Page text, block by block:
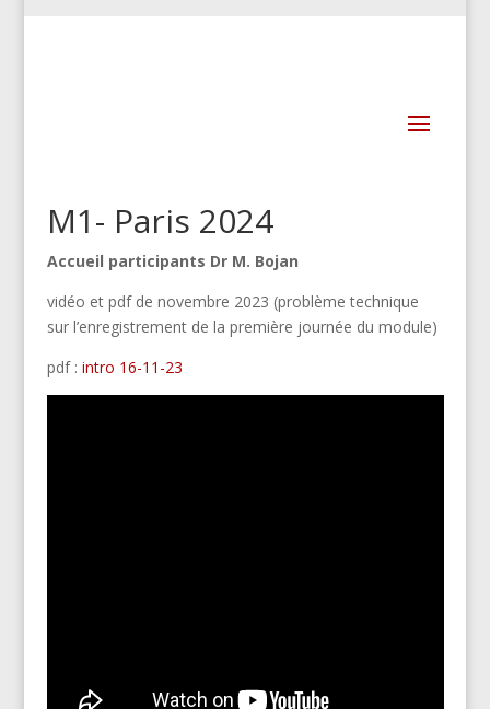
M1- Paris 2024
Accueil participants Dr M. Bojan
vidéo et pdf de novembre 2023 (problème technique
sur l’enregistrement de la première journée du module)
pdf : intro 16-11-23